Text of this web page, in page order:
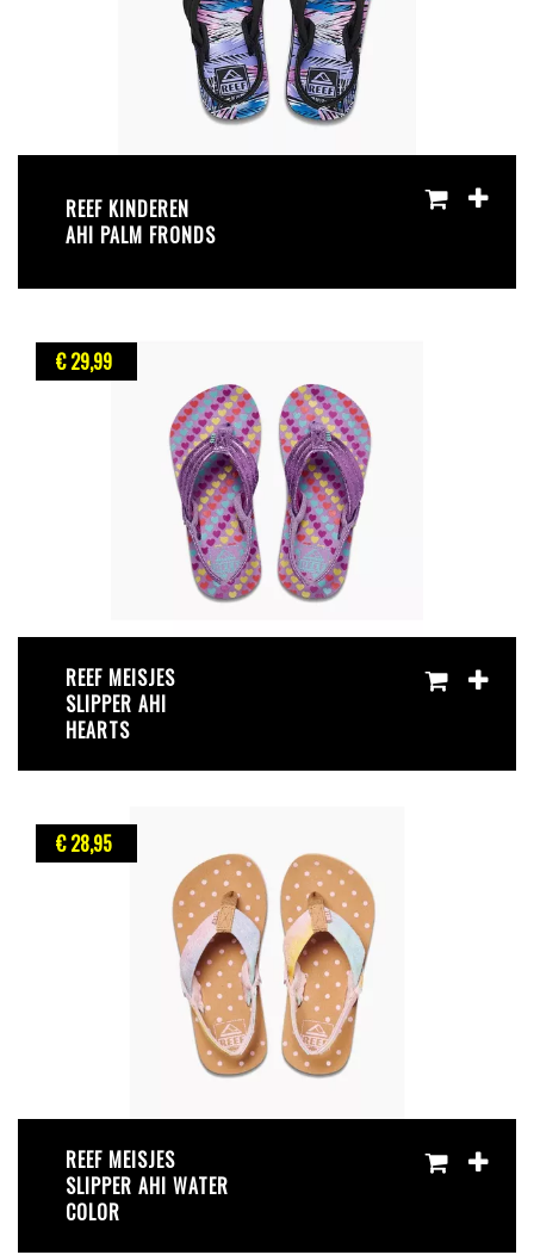
REEF KINDEREN
AHI PALM FRONDS
€ 29,99
REEF MEISJES
SLIPPER AHI
HEARTS
€ 28,95
REEF MEISJES
SLIPPER AHI WATER
COLOR